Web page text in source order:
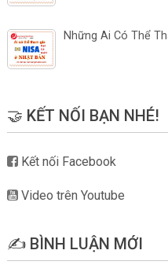
Những Ai Có Thể
🤝 KẾT NỐI BẠN NHÉ!
Kết nối Facebook
Video trên Youtube
✍️ BÌNH LUẬN MỚI